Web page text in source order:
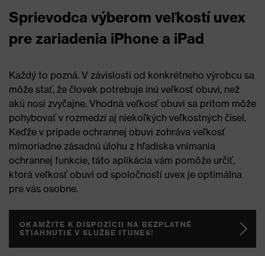
Sprievodca výberom veľkostí uvex
pre zariadenia iPhone a iPad
Každý to pozná. V závislosti od konkrétneho výrobcu sa
môže stať, že človek potrebuje inú veľkosť obuvi, než
akú nosí zvyčajne. Vhodná veľkosť obuvi sa pritom môže
pohybovať v rozmedzí aj niekoľkých veľkostných čísel.
Keďže v prípade ochrannej obuvi zohráva veľkosť
mimoriadne zásadnú úlohu z hľadiska vnímania
ochrannej funkcie, táto aplikácia vám pomôže určiť,
ktorá veľkosť obuvi od spoločnosti uvex je optimálna
pre vás osobne.
OKAMŽITE K DISPOZÍCII NA BEZPLATNÉ
STIAHNUTIE V SLUŽBE ITUNES!